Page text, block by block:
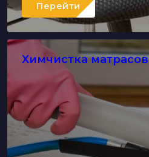
Перейти
Химчистка матрасов